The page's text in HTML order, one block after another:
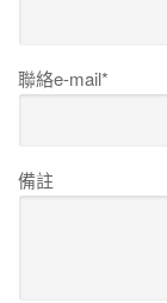
聯絡e-mail*
備註